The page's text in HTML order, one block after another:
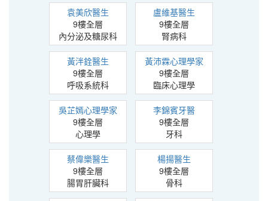
袁美欣醫生
9樓全層
內分泌及糖尿科
盧維基醫生
9樓全層
腎病科
黃泮銓醫生
9樓全層
呼吸系統科
黃沛霖心理學家
9樓全層
臨床心理學
吳芷嫣心理學家
9樓全層
心理學
李錦賓牙醫
9樓全層
牙科
蔡偉樂醫生
9樓全層
腸胃肝臟科
楊揚醫生
9樓全層
骨科